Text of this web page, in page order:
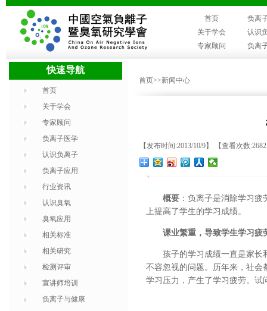
首页
负离
关于学会
认识
专家顾问
负离
快速导航
首页
关于学会
专家顾问
负离子医学
认识负离子
负离子应用
行业资讯
认识臭氧
臭氧应用
相关标准
相关研究
检测评审
宣讲师培训
负离子与健康
首页>>新闻中心
【发布时间:2013/10/9】 【查看次数
+
概要 ：负离子是消除学习
上提高了学生的学习成绩。
课业繁重，导致学生学习疲
孩子的学习成绩一直是家长和
不容忽视的问题。历年来，社会
学习压力，产生了学习疲劳。试